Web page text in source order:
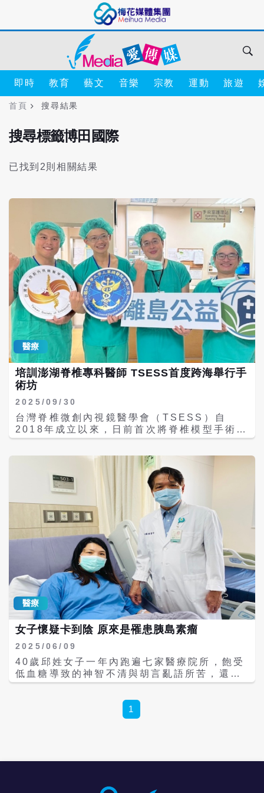
即時 教育 藝文 音樂 宗教 運動 旅遊
首頁 搜尋結果
搜尋標籤博田國際
已找到2則相關結果
醫療
培訓澎湖脊椎專科醫師 TSESS首度跨海舉行手
術坊
2025/09/30
台灣脊椎微創內視鏡醫學會（TSESS）自
2018年成立以來，日前首次將脊椎模型手術訓
練工作坊移師離島舉辦。該醫學會現任理事長
隊於澎湖三軍總醫院，舉辦「神經外科脊椎微
創內視鏡澎湖擬真模擬手術工作坊」，為離島
脊椎專科醫師提供模擬手術培訓。 謝榮豪表
示，脊椎微創內視鏡手術屬於高門檻、高學習
曲線的專業技術，需要長時間密集訓練與正確
引導才能熟練。不同於傳統大傷口手術，微創
方式傷口僅約1公分，能有效減少病人術後疼
痛與恢復時間。為了讓離島民眾也能享受同等
醫療福祉，醫學會特別安排此公益課程，讓有
志於精進的脊椎專科醫師免費參與。 醫學會自
成立以來，已於全台舉辦多場脊椎模型及大體
模擬手術訓練，逐步形成「環台」的推廣版
圖。謝榮豪指出，模型手術不受場地與器材限
制，只需導航設備，即可在一般會議室進行，
便利性高，能廣泛舉辦。過去，北中南東各地
醫師均可就近參訓，如今首度跨海登場，象徵
總醫院澎湖分院的現任台中國軍總醫院神經外
科主任許師偉醫師說，過去離島醫師常受限於
湖推廣，讓病人不必奔波，醫師也能精進，對
居民而言是一大福音。 三軍總醫院澎湖分院骨
灣。三軍總醫院澎湖分院骨科曾彙升醫師感謝
醫療
女子懷疑卡到陰 原來是罹患胰島素瘤
2025/06/09
40歲邱姓女子一年內跑遍七家醫療院所，飽受
低血糖導致的神智不清與胡言亂語所苦，還懷
疑自己「卡到陰」（中邪）。直到近期經轉診
五月底接受微創手術，成功切除腫瘤，術後恢
1